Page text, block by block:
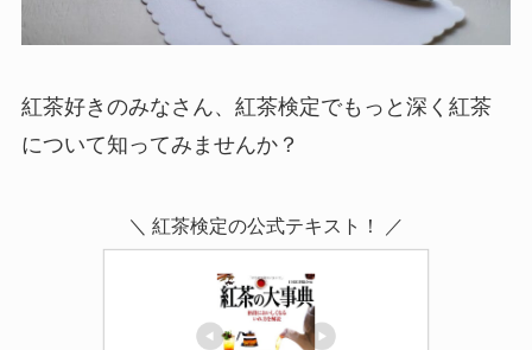
紅茶好きのみなさん、紅茶検定でもっと深く紅茶
について知ってみませんか？
＼ 紅茶検定の公式テキスト！ ／